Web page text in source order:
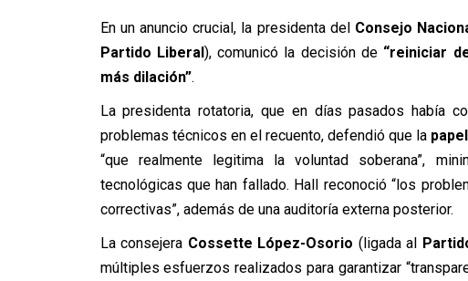
En un anuncio crucial, la presidenta del Consejo
Partido Liberal), comunicó la decisión de “reiniciar
más dilación”.
La presidenta rotatoria, que en días pasados había
problemas técnicos en el recuento, defendió que la
“que realmente legitima la voluntad soberana”,
tecnológicas que han fallado. Hall reconoció “los
correctivas”, además de una auditoría externa posterior.
La consejera Cossette López-Osorio (ligada al
múltiples esfuerzos realizados para garantizar